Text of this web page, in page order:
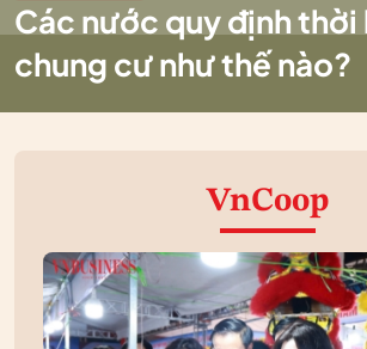
Các nước quy định thời
chung cư như thế nào?
VnCoop